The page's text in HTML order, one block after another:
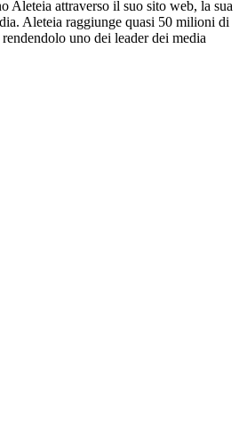
Aleteia attraverso il suo sito web, la sua
Aleteia raggiunge quasi 50 milioni di
uno dei leader dei media